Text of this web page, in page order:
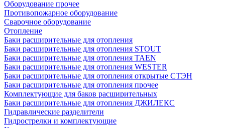
Оборудование прочее
Противопожарное оборудование
Сварочное оборудование
Отопление
Баки расширительные для отопления
Баки расширительные для отопления STOUT
Баки расширительные для отопления TAEN
Баки расширительные для отопления WESTER
Баки расширительные для отопления открытые СТЭН
Баки расширительные для отопления прочее
Комплектующие для баков расширительных
Баки расширительные для отопления ДЖИЛЕКС
Гидравлические разделители
Гидрострелки и комплектующие